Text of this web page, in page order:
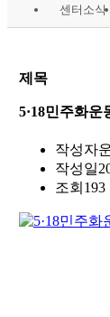
센터소식
제목
5·18민주화운
작성자
작성일
조회 193